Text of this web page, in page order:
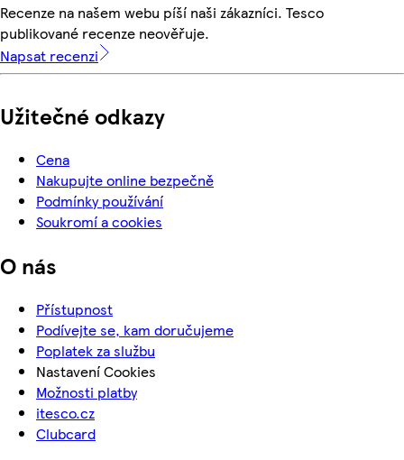
Recenze na našem webu píší naši zákazníci. Tesco
publikované recenze neověřuje.
Napsat recenzi
Užitečné odkazy
Cena
Nakupujte online bezpečně
Podmínky používání
Soukromí a cookies
O nás
Přístupnost
Podívejte se, kam doručujeme
Poplatek za službu
Nastavení Cookies
Možnosti platby
itesco.cz
Clubcard